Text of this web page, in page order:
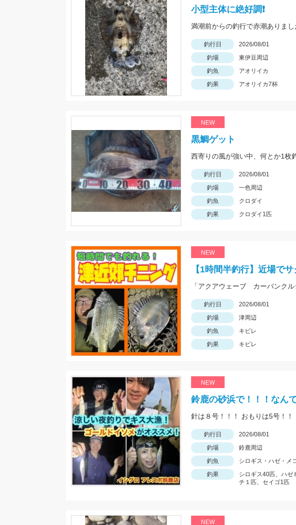
小型主体に絶好調❗️
満潮前からの釣行で赤潮ありま
釣行日 2026/08/01
釣場
東伊豆周辺
釣魚
アオリイカ
釣果
アオリイカ7杯
NEW
黒鯛ゲット
釣行日 2026/08/01
釣場
一色周辺
釣魚
クロダイ
釣果
クロダイ1匹
NEW
【1時間半釣行】近場で
「アクアウェーブ カーバンクル
釣行日 2026/08/01
釣場
津周辺
釣魚
キビレ
釣果
キビレ
NEW
鈴鹿の砂浜で！！！なん
針は８号！！！ おもりは5号！！
釣行日 2026/08/01
釣場
鈴鹿周辺
釣魚
シロギス・ハゼ・メ
釣果
シロギス40匹、ハゼ
チ１匹、セイゴ1匹
NEW